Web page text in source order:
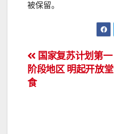
被保留。
文
章
国家复苏计划第一
阶段地区 明起开放堂
食